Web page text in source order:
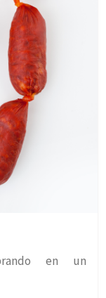
en un